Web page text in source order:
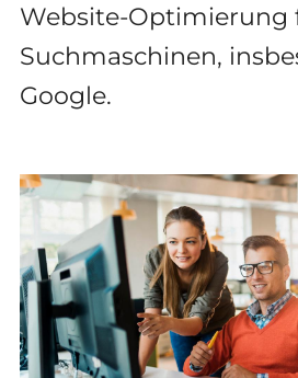
Website-Optimierung
Suchmaschinen,
Google.